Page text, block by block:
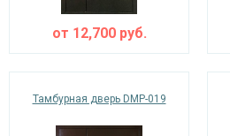
от 12,700руб.
Тамбурная дверь DMP-019